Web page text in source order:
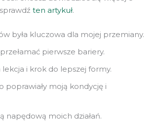
ten artykuł.
była kluczowa dla mojej przemiany.
pierwsze bariery.
lekcja i krok do lepszej formy.
poprawiały moją kondycję i
napędową moich działań.